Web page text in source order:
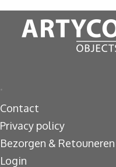
.
Contact
Privacy policy
Bezorgen & Retouneren
Login